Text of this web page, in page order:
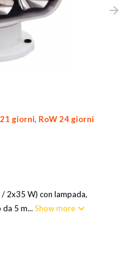
giorni, RoW 24 giorni
2x35 W) con lampada,
da 5 m...Show more